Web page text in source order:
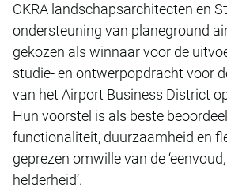
OKRA landschapsarchitecten en
ondersteuning van planeground
gekozen als winnaar voor de
studie- en ontwerpopdracht voor
van het Airport Business District
Hun voorstel is als beste
functionaliteit, duurzaamheid en
geprezen omwille van de
helderheid’.